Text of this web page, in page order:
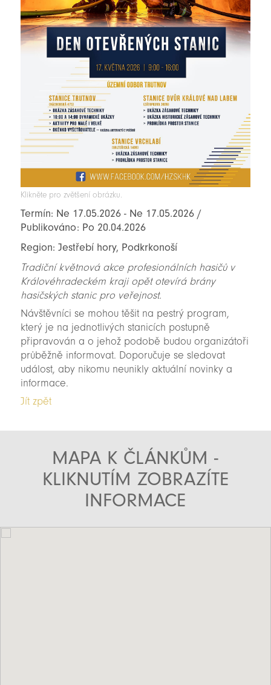
Klikněte pro zvětšení obrázku.
Termín: Ne 17.05.2026 - Ne 17.05.2026 /
Publikováno: Po 20.04.2026
Region: Jestřebí hory, Podkrkonoší
Tradiční květnová akce profesionálních hasičů v
Královéhradeckém kraji opět otevírá brány
hasičských stanic pro veřejnost.
Návštěvníci se mohou těšit na pestrý program,
který je na jednotlivých stanicích postupně
připravován a o jehož podobě budou organizátoři
průběžně informovat. Doporučuje se sledovat
událost, aby nikomu neunikly aktuální novinky a
informace.
Jít zpět
MAPA K ČLÁNKŮM -
KLIKNUTÍM ZOBRAZÍTE
INFORMACE